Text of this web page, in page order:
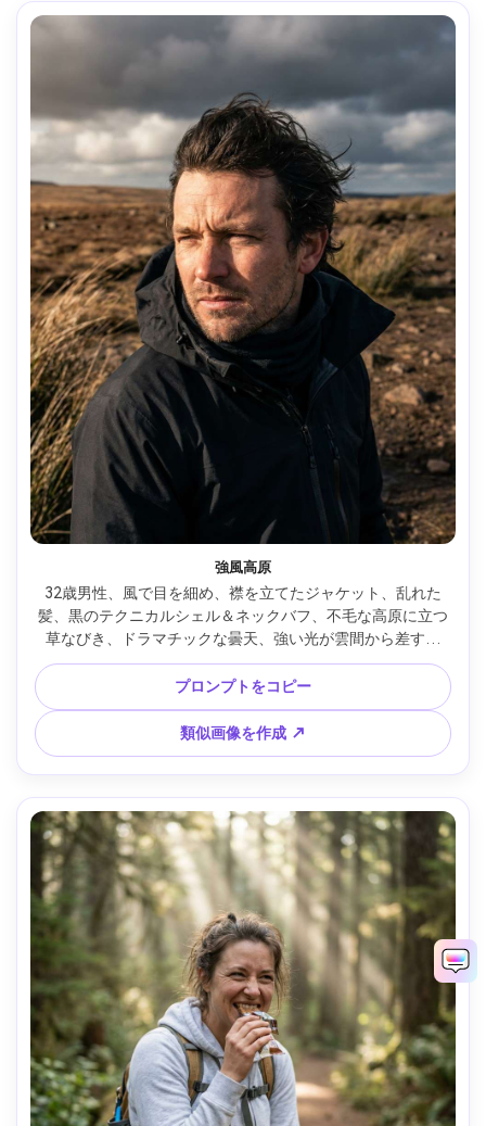
強風高原
32歳男性、風で目を細め、襟を立てたジャケット、乱れた
髪、黒のテクニカルシェル＆ネックバフ、不毛な高原に立つ
草なびき、ドラマチックな曇天、強い光が雲間から差す、
Nikon D780、85mm f/1.8、腰上構図、ワイルドな冒険気
分、リアルな肌感、鋭いディテール、高解像度 --ar 4:5
プロンプトをコピー
類似画像を作成 ↗